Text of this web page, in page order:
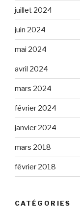
juillet 2024
juin 2024
mai 2024
avril 2024
mars 2024
février 2024
janvier 2024
mars 2018
février 2018
CATÉGORIES